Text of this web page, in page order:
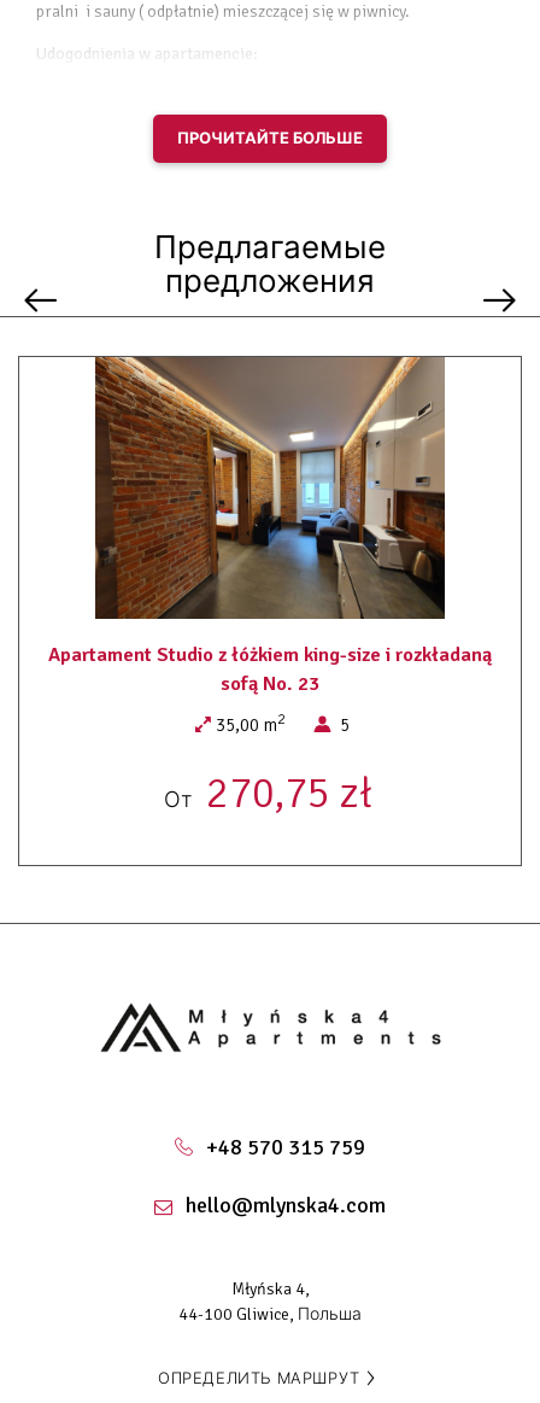
pralni i sauny ( odpłatnie) mieszczącej się w piwnicy.
Udogodnienia w apartamencie:
telewizor z płaskim ekranem
przyjazny alergikom
kuchenka mikrofalowa
suszarka do włosów
łazienka
prysznic
papier toaletowy
aneks kuchenny
lodówka
kuchnia
czajnik elektryczny
przybory kuchenne
płyta kuchenna
ręczniki
dojście na wyższe piętra tylko schodami
system alarmowy
pralnia ogólno dostepna
ПРОЧИТАЙТЕ БОЛЬШЕ
Предлагаемые
предложения
Apartament Studio z łóżkiem king-size i rozkładaną
sofą No. 23
35,00 m2 5
От 270,75 zł
+48 570 315 759
hello@mlynska4.com
Młyńska 4,
44-100 Gliwice, Польша
ОПРЕДЕЛИТЬ МАРШРУТ